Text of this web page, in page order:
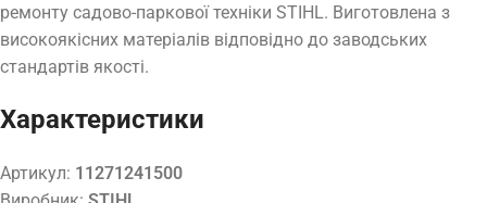
ремонту садово-паркової техніки STIHL. Виготовлена з
високоякісних матеріалів відповідно до заводських
стандартів якості.
Характеристики
Артикул: 11271241500